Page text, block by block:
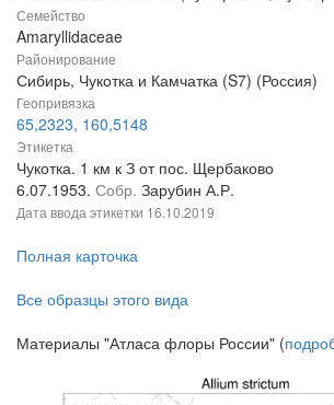
Семейство
Amaryllidaceae
Районирование
Сибирь, Чукотка и Камчатка (S7) (Россия)
Геопривязка
65,2323, 160,5148
Этикетка
Чукотка. 1 км к З от пос. Щербаково
6.07.1953. Собр. Зарубин А.Р.
Дата ввода этикетки 16.10.2019
Полная карточка
Все образцы этого вида
Материалы "Атласа флоры России" (